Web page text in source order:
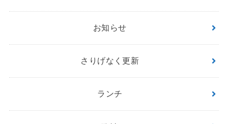
お知らせ
さりげなく更新
ランチ